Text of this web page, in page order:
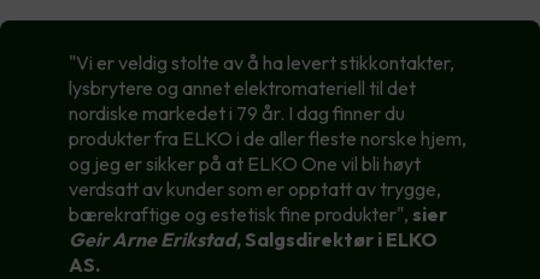
"Vi er veldig stolte av å ha levert stikkontakter,
lysbrytere og annet elektromateriell til det
nordiske markedet i 79 år. I dag finner du
produkter fra ELKO i de aller fleste norske hjem,
og jeg er sikker på at ELKO One vil bli høyt
verdsatt av kunder som er opptatt av trygge,
bærekraftige og estetisk fine produkter", sier
Geir Arne Erikstad, Salgsdirektør i ELKO
AS.